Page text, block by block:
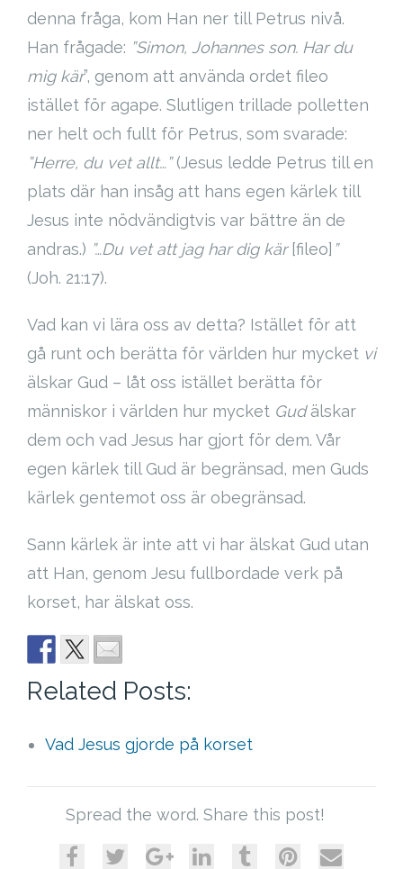
denna fråga, kom Han ner till Petrus nivå.
Han frågade: ”Simon, Johannes son. Har du
mig kär”, genom att använda ordet fileo
istället för agape. Slutligen trillade polletten
ner helt och fullt för Petrus, som svarade:
”Herre, du vet allt…”(Jesus ledde Petrus till en
plats där han insåg att hans egen kärlek till
Jesus inte nödvändigtvis var bättre än de
andras.) ”…Du vet att jag har dig kär [fileo] ”
(Joh. 21:17).
Vad kan vi lära oss av detta? Istället för att
gå runt och berätta för världen hur mycket vi
älskar Gud – låt oss istället berätta för
människor i världen hur mycket Gudälskar
dem och vad Jesus har gjort för dem. Vår
egen kärlek till Gud är begränsad, men Guds
kärlek gentemot oss är obegränsad.
Sann kärlek är inte att vi har älskat Gud utan
att Han, genom Jesu fullbordade verk på
korset, har älskat oss.
Related Posts:
Vad Jesus gjorde på korset
Spread the word. Share this post!